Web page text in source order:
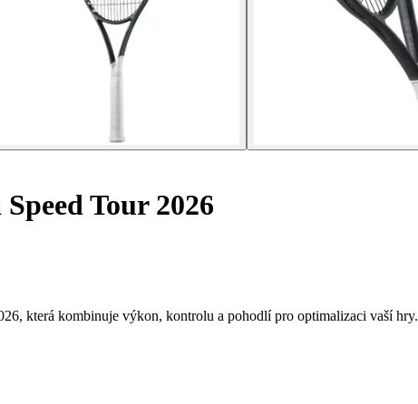
Tour 2026
která kombinuje výkon, kontrolu a pohodlí pro optimalizaci vaší hry.